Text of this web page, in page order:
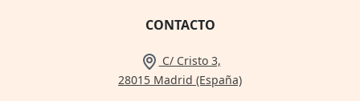
CONTACTO
C/ Cristo 3,
28015 Madrid (España)